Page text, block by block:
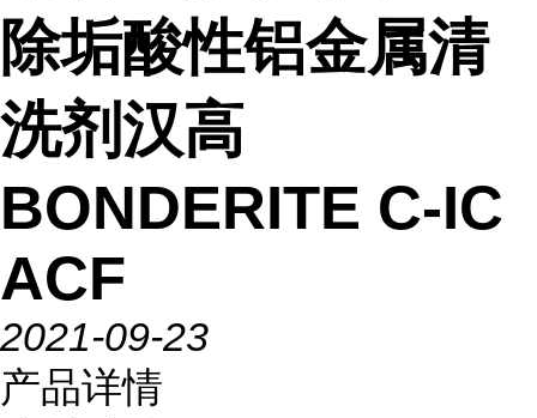
除垢酸性铝金属清
洗剂汉高
BONDERITE C-IC
ACF
2021-09-23
产品详情